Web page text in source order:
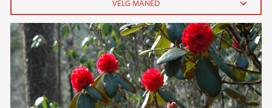
2026
mai (1)
mars (1)
2025